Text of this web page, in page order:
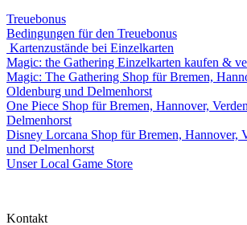
Treuebonus
Bedingungen für den Treuebonus
Kartenzustände bei Einzelkarten
Magic: the Gathering Einzelkarten kaufen &
Magic: The Gathering Shop für Bremen,
Oldenburg und Delmenhorst
One Piece Shop für Bremen, Hannover,
Delmenhorst
Disney Lorcana Shop für Bremen, Hannover,
und Delmenhorst
Unser Local Game Store
Kontakt